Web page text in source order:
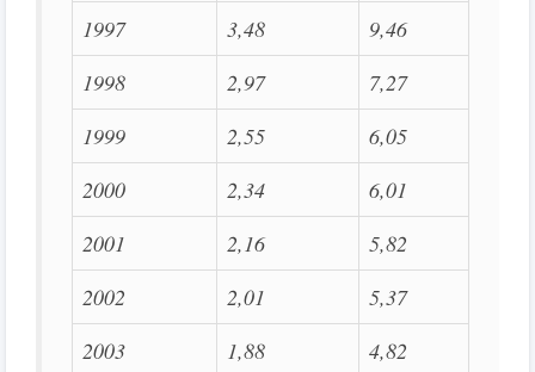
1997
3,48
9,46
1998
2,97
7,27
1999
2,55
6,05
2000
2,34
6,01
2001
2,16
5,82
2002
2,01
5,37
2003
1,88
4,82